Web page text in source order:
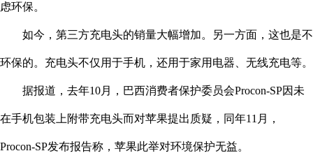
虑环保。
如今，第三方充电头的销量大幅增加。另一方面，这也是不
环保的。充电头不仅用于手机，还用于家用电器、无线充电等。
据报道，去年10月，巴西消费者保护委员会Procon-SP因未
在手机包装上附带充电头而对苹果提出质疑，同年11月，
Procon-SP发布报告称，苹果此举对环境保护无益。